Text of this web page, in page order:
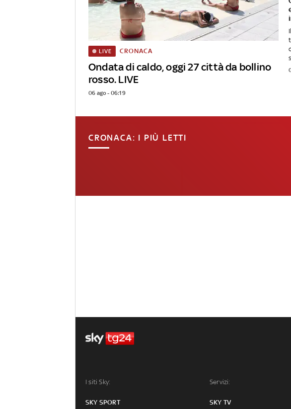
Ondata di caldo, oggi 27 città da bollino
rosso. LIVE
LIVE CRONACA
06 ago - 06:19
CRONACA: I PIÙ LETTI
I siti Sky:
SKY SPORT
Servizi:
SKY TV